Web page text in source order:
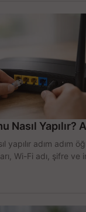
Nasıl Yapılır?
yapılır adım adım
Wi-Fi adı, şifre ve